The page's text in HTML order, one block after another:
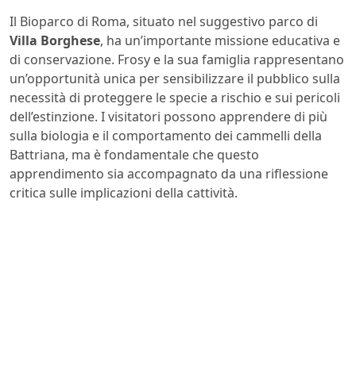
Il Bioparco di Roma, situato nel suggestivo parco di
Villa Borghese, ha un’importante missione educativa e
di conservazione. Frosy e la sua famiglia rappresentano
un’opportunità unica per sensibilizzare il pubblico sulla
necessità di proteggere le specie a rischio e sui pericoli
dell’estinzione. I visitatori possono apprendere di più
sulla biologia e il comportamento dei cammelli della
Battriana, ma è fondamentale che questo
apprendimento sia accompagnato da una riflessione
critica sulle implicazioni della cattività.